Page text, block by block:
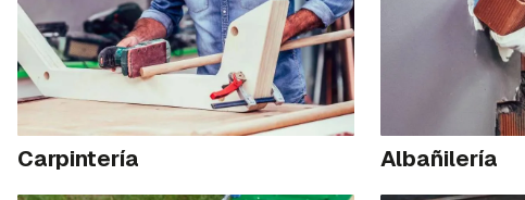
Carpintería Albañilería